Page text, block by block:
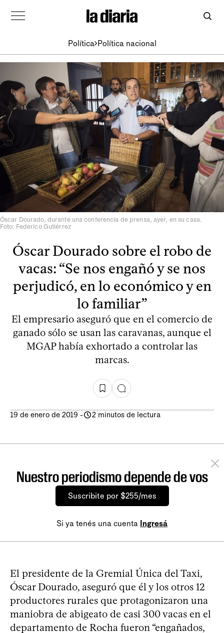
Política Política nacional
Óscar Dourado, durante una conferencia de prensa, ayer, en su casa.
Foto: Federico Gutiérrez
Óscar Dourado sobre el robo de
vacas: “Se nos engañó y se nos
perjudicó, en lo económico y en
lo familiar”
El empresario aseguró que en el comercio de
ganado sólo se usan las caravanas, aunque el
MGAP había exhortado a controlar las
marcas.
19 de enero de 2019 - 2 minutos de lectura
Nuestro periodismo depende de vos
Suscribite por $255/mes
Si ya tenés una cuenta Ingresá
El presidente de la Gremial Única del Taxi,
Óscar Dourado, aseguró que él y los otros 12
productores rurales que protagonizaron una
maniobra de abigeato de casi 300 vacas en el
departamento de Rocha fueron “engañados,